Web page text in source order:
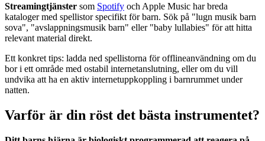
Streamingtjänster som Spotify och Apple Music har breda
kataloger med spellistor specifikt för barn. Sök på "lugn musik barn
sova", "avslappningsmusik barn" eller "baby lullabies" för att hitta
relevant material direkt.
Ett konkret tips: ladda ned spellistorna för offlineanvändning om du
bor i ett område med ostabil internetanslutning, eller om du vill
undvika att ha en aktiv internetuppkoppling i barnrummet under
natten.
Varför är din röst det bästa instrumentet?